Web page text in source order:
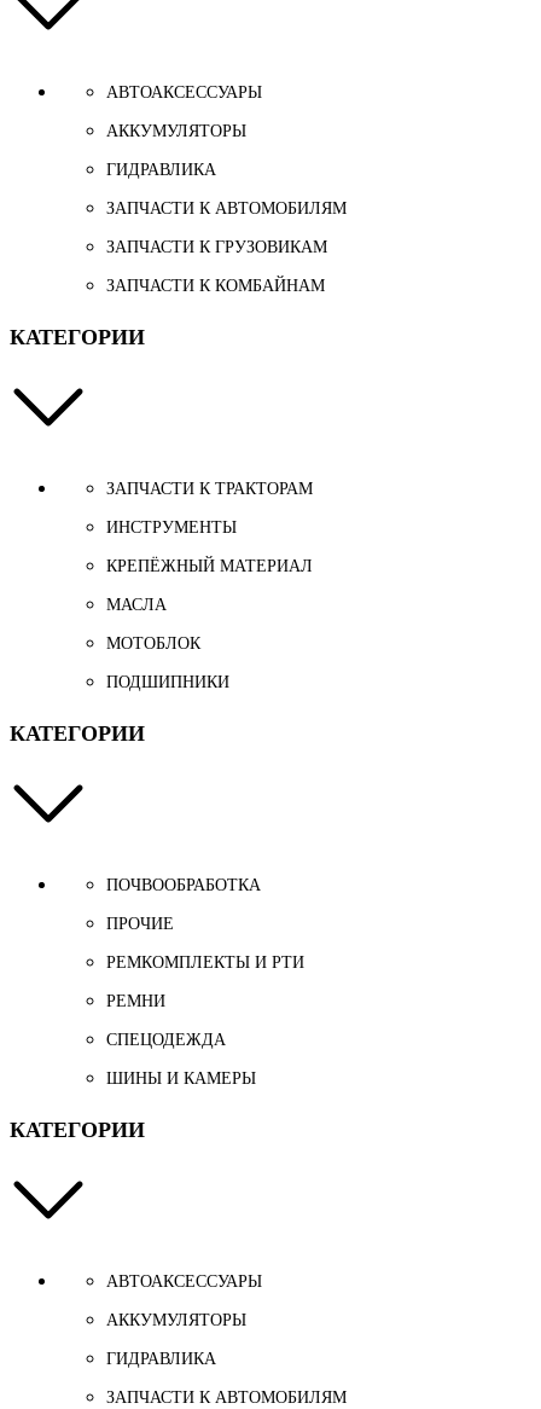
АВТОАКСЕССУАРЫ
АККУМУЛЯТОРЫ
ГИДРАВЛИКА
ЗАПЧАСТИ К АВТОМОБИЛЯМ
ЗАПЧАСТИ К ГРУЗОВИКАМ
ЗАПЧАСТИ К КОМБАЙНАМ
КАТЕГОРИИ
ЗАПЧАСТИ К ТРАКТОРАМ
ИНСТРУМЕНТЫ
КРЕПЁЖНЫЙ МАТЕРИАЛ
МАСЛА
МОТОБЛОК
ПОДШИПНИКИ
КАТЕГОРИИ
ПОЧВООБРАБОТКА
ПРОЧИЕ
РЕМКОМПЛЕКТЫ И РТИ
РЕМНИ
СПЕЦОДЕЖДА
ШИНЫ И КАМЕРЫ
КАТЕГОРИИ
АВТОАКСЕССУАРЫ
АККУМУЛЯТОРЫ
ГИДРАВЛИКА
ЗАПЧАСТИ К АВТОМОБИЛЯМ